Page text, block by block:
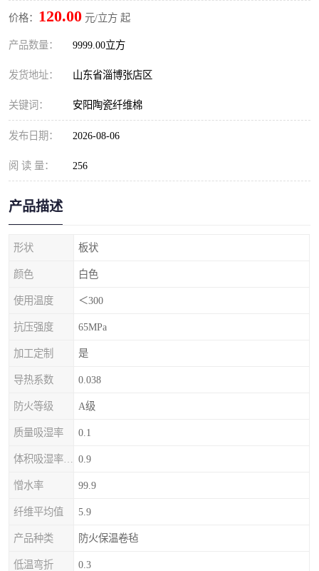
价格： 120.00 元/立方 起
产品数量： 9999.00立方
发货地址： 山东省淄博张店区
关键词： 安阳陶瓷纤维棉
发布日期： 2026-08-06
阅 读 量： 256
产品描述
形状 板状
颜色 白色
使用温度 ＜300
抗压强度 65MPa
加工定制 是
导热系数 0.038
防火等级 A级
质量吸湿率 0.1
0.9
憎水率 99.9
纤维平均值 5.9
产品种类 防火保温卷毡
低温弯折 0.3